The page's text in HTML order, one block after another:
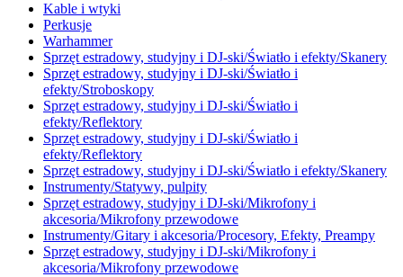
Kable i wtyki
Perkusje
Warhammer
Sprzęt estradowy, studyjny i DJ-ski/Światło i efekty/Skanery
Sprzęt estradowy, studyjny i DJ-ski/Światło i
efekty/Stroboskopy
Sprzęt estradowy, studyjny i DJ-ski/Światło i
efekty/Reflektory
Sprzęt estradowy, studyjny i DJ-ski/Światło i
efekty/Reflektory
Sprzęt estradowy, studyjny i DJ-ski/Światło i efekty/Skanery
Instrumenty/Statywy, pulpity
Sprzęt estradowy, studyjny i DJ-ski/Mikrofony i
akcesoria/Mikrofony przewodowe
Instrumenty/Gitary i akcesoria/Procesory, Efekty, Preampy
Sprzęt estradowy, studyjny i DJ-ski/Mikrofony i
akcesoria/Mikrofony przewodowe